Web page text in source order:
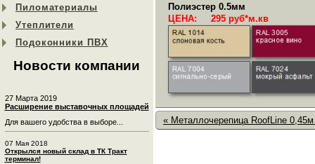
Пиломатериалы
Утеплители
Подоконники ПВХ
Новости компании
27 Марта 2019
Расширение выставочных площадей
Для вашего удобства в выборе...
07 Мая 2018
Открылся новый склад в ТК Тракт
терминал!
Полиэстер 0.5мм
ЦЕНА: 295 руб*м.кв
« Металлочерепица RoofLine